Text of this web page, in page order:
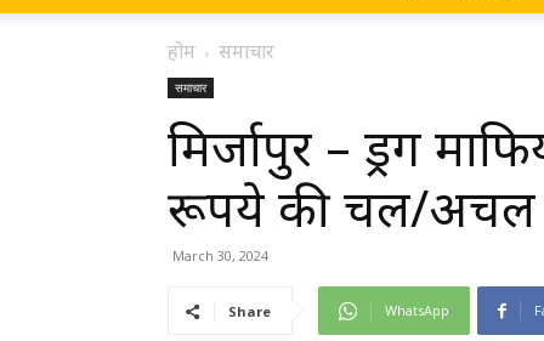
होम समाचार
समाचार
मिर्जापुर – ड्रग
रूपये की चल/अचल
March 30, 2024
Share WhatsApp